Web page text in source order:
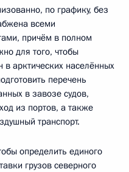
по графику, без
всеми
причём в полном
для того, чтобы
в арктических населённых
перечень
в завозе судов,
из портов, а также
транспорт.
определить единого
грузов северного